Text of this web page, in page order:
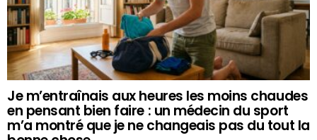
Je m’entraînais aux heures les moins chaudes
en pensant bien faire : un médecin du sport
m’a montré que je ne changeais pas du tout la